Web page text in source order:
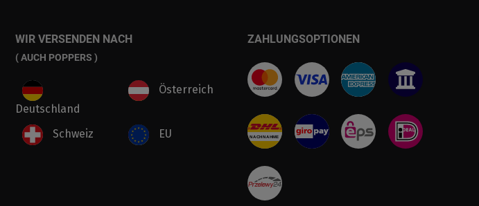
WIR VERSENDEN NACH
( AUCH POPPERS )
Deutschland
Österreich
Schweiz EU
ZAHLUNGSOPTIONEN